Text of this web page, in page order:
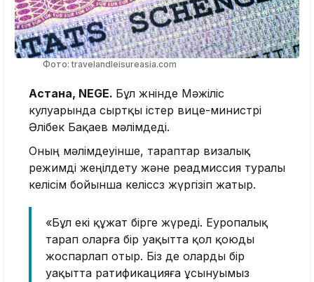
Фото: travelandleisureasia.com
Астана, NEGE. Бұл жөнінде Мәжіліс
кулуарында сыртқы істер вице-министрі
Әлібек Бақаев мәлімдеді.
Оның мәлімдеуінше, тараптар визалық
режимді жеңілдету және реадмиссия туралы
келісім бойынша келіссөз жүргізіп жатыр.
«Бұл екі құжат бірге жүреді. Еуропалық
тарап оларға бір уақытта қол қоюды
жоспарлап отыр. Біз де оларды бір
уақытта ратификацияға ұсынуымыз